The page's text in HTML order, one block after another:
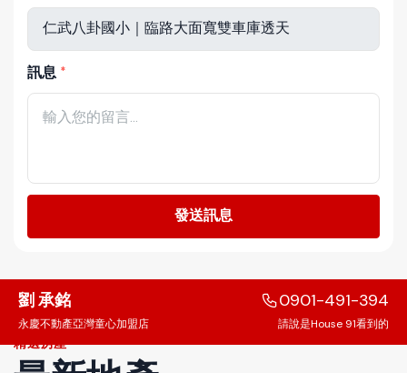
訊息
發送訊息
劉 承銘
永慶不動產亞灣童心加盟店
0901-491-394
請說是House 91看到的
精選房產